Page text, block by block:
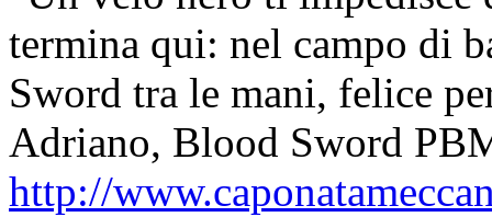
termina qui: nel campo di
Sword tra le mani, felice
Adriano, Blood Sword
http://